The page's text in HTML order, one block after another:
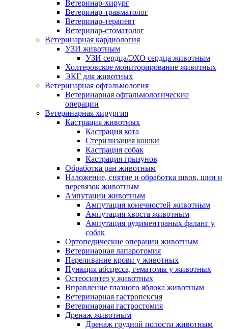
Ветеринар-хирург
Ветеринар-травматолог
Ветеринар-терапевт
Ветеринар-стоматолог
Ветеринарная кардиология
УЗИ животным
УЗИ сердца/ЭХО сердца животным
Холтеровское мониторирование животных
ЭКГ для животных
Ветеринарная офтальмология
Ветеринарная офтальмологические
операции
Ветеринарная хирургия
Кастрация животных
Кастрация кота
Стерилизация кошки
Кастрация собак
Кастрация грызунов
Обработка ран животным
Наложение, снятие и обработка швов, шин и
перевязок животным
Ампутации животным
Ампутация конечностей животным
Ампутация хвоста животным
Ампутация рудиментраных фаланг у
собак
Ортопедические операции животным
Ветеринарная лапаротомия
Переливание крови у животных
Пункция абсцесса, гематомы у животных
Остеосинтез у животных
Вправление глазного яблока животным
Ветеринарная гастропексия
Ветеринарная гастростомия
Дренаж животным
Дренаж грудной полости животным